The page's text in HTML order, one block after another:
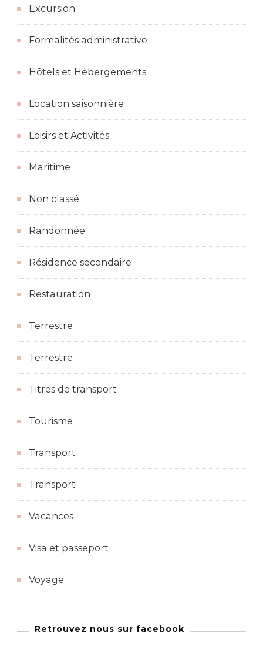
Excursion
Formalités administrative
Hôtels et Hébergements
Location saisonnière
Loisirs et Activités
Maritime
Non classé
Randonnée
Résidence secondaire
Restauration
Terrestre
Terrestre
Titres de transport
Tourisme
Transport
Transport
Vacances
Visa et passeport
Voyage
Retrouvez nous sur facebook